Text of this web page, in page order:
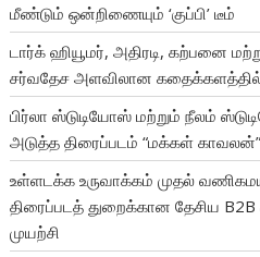
மீண்டும் ஒன்றிணையும் ‘குப்பி’ டீம்
டார்க் ஹியூமர், அதிரடி, கற்பனை
சர்வதேச அளவிலான கதைக்களத்தில்
பிர்லா ஸ்டுடியோஸ் மற்றும் நீலம்
அடுத்த திரைப்படம் “மக்கள் காவலன்”
உள்ளடக்க உருவாக்கம் முதல்
திரைப்படத் துறைக்கான தேசிய B2B
முயற்சி